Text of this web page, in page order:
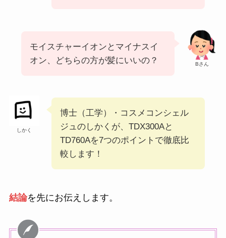
Bさん
モイスチャーイオンとマイナスイ
オン、どちらの方が髪にいいの？
しかく
博士（工学）・コスメコンシェル
ジュのしかくが、TDX300Aと
TD760Aを7つのポイントで徹底比
較します！
結論を先にお伝えします。